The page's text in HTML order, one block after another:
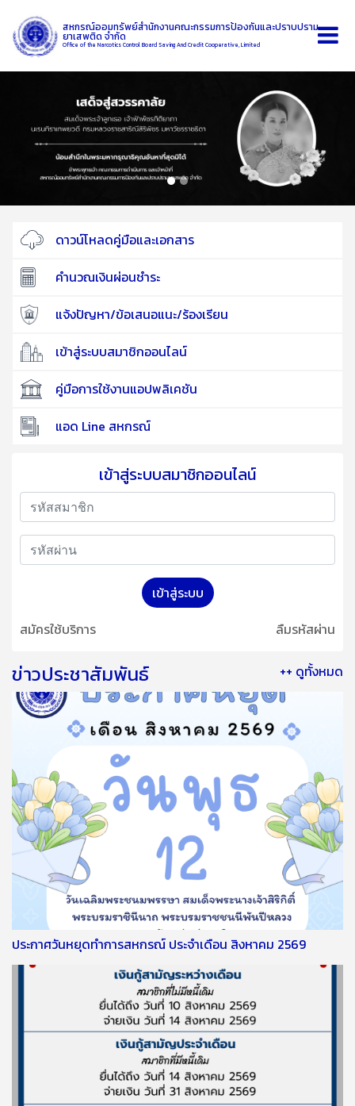
สหกรณ์ออมทรัพย์สำนักงานคณะกรรมการป้องกันและปราบปราม
ยาเสพติด จำกัด
Office of the Narcotics Control Board Saving And Credit Cooperative, Limited
ดาวน์โหลดคู่มือและเอกสาร
คำนวณเงินผ่อนชำระ
แจ้งปัญหา/ข้อเสนอแนะ/ร้องเรียน
เข้าสู่ระบบสมาชิกออนไลน์
คู่มือการใช้งานแอปพลิเคชัน
แอด Line สหกรณ์
เข้าสู่ระบบสมาชิกออนไลน์
เข้าสู่ระบบ
สมัครใช้บริการ
ลืมรหัสผ่าน
ข่าวประชาสัมพันธ์ ++ ดูทั้งหมด
ประกาศวันหยุดทำการสหกรณ์ ประจำเดือน สิงหาคม 2569